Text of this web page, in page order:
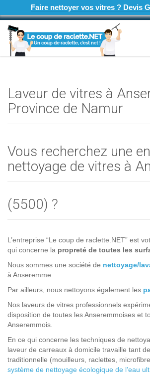
Faire nettoyer vos vitres ? Devis
Laveur de vitres à
Province de Namur
Vous recherchez une
nettoyage de vitres à
(5500) ?
L’entreprise “Le coup de raclette.NET” est
qui concerne la propreté de toutes les
Nous sommes une société de nettoyage/
à Anseremme
Par ailleurs, nous nettoyons également les
Nos laveurs de vitres professionnels
disposition de toutes les Anseremmoises et
Anseremmois.
En ce qui concerne les techniques de
laveur de carreaux à domicile travaille tant
traditionnelle (mouilleurs, raclettes,
système de nettoyage écologique de l’eau